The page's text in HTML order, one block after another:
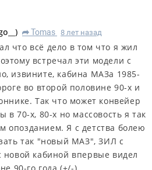
) R Tomas 8 лет назад
что всё дело в том что я жил
встречал эти модели с
извините, кабина МАЗа 1985-
во второй половине 90-х и
Так что может конвейер
в 70-х, 80-х но массовость я так
Я с детства болею
так "новый МАЗ", ЗИЛ с
новой кабиной впервые видел